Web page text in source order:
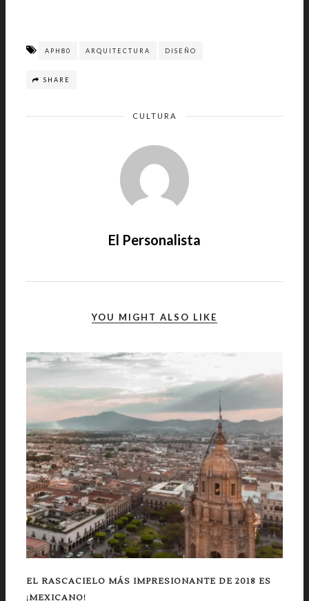
APH80 ARQUITECTURA DISEÑO
SHARE
CULTURA
El Personalista
YOU MIGHT ALSO LIKE
EL RASCACIELO MÁS IMPRESIONANTE DE 2018 ES
¡MEXICANO!